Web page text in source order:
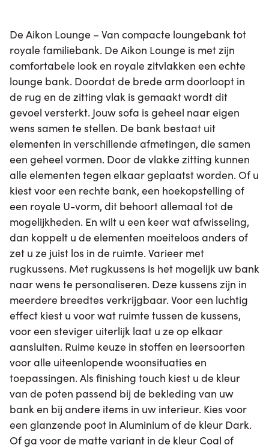
De Aikon Lounge – Van compacte loungebank tot
royale familiebank. De Aikon Lounge is met zijn
comfortabele look en royale zitvlakken een echte
lounge bank. Doordat de brede arm doorloopt in
de rug en de zitting vlak is gemaakt wordt dit
gevoel versterkt. Jouw sofa is geheel naar eigen
wens samen te stellen. De bank bestaat uit
elementen in verschillende afmetingen, die samen
een geheel vormen. Door de vlakke zitting kunnen
alle elementen tegen elkaar geplaatst worden. Of u
kiest voor een rechte bank, een hoekopstelling of
een royale U-vorm, dit behoort allemaal tot de
mogelijkheden. En wilt u een keer wat afwisseling,
dan koppelt u de elementen moeiteloos anders of
zet u ze juist los in de ruimte. Varieer met
rugkussens. Met rugkussens is het mogelijk uw bank
naar wens te personaliseren. Deze kussens zijn in
meerdere breedtes verkrijgbaar. Voor een luchtig
effect kiest u voor wat ruimte tussen de kussens,
voor een steviger uiterlijk laat u ze op elkaar
aansluiten. Ruime keuze in stoffen en leersoorten
voor alle uiteenlopende woonsituaties en
toepassingen. Als finishing touch kiest u de kleur
van de poten passend bij de bekleding van uw
bank en bij andere items in uw interieur. Kies voor
een glanzende poot in Aluminium of de kleur Dark.
Of ga voor de matte variant in de kleur Coal of